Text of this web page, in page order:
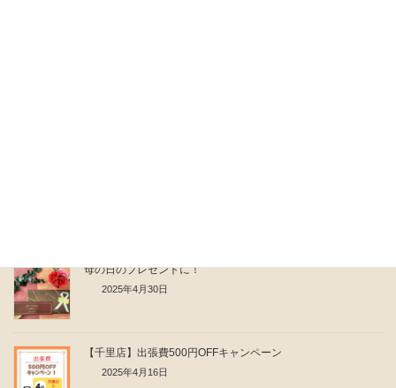
母の日のプレゼントに！
2025年4月30日
【千里店】出張費500円OFFキャンペーン
2025年4月16日